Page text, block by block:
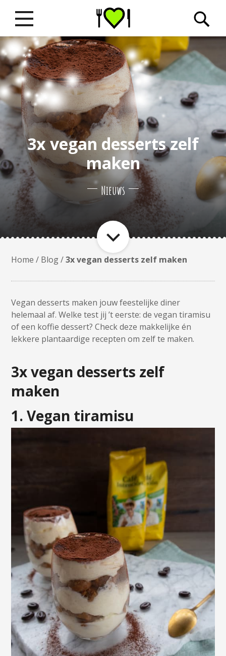
3x vegan desserts zelf
maken
Nieuws
Home / Blog/3x vegan desserts zelf maken
Vegan desserts maken jouw feestelijke diner
helemaal af. Welke test jij ’t eerste: de vegan tiramisu
of een koffie dessert? Check deze makkelijke én
lekkere plantaardige recepten om zelf te maken.
3x vegan desserts zelf
maken
1. Vegan tiramisu